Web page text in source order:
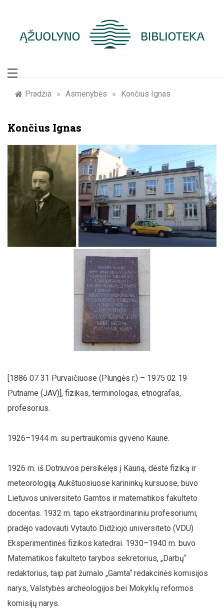
Žymūs Kauno
žmonės: atminimo
įamžinimas
Pradžia » Asmenybės » Končius Ignas
Končius Ignas
[1886 07 31 Purvaičiuose (Plungės r.) – 1975 02 19
Putname (JAV)], fizikas, terminologas, etnografas,
profesorius.
1926–1944 m. su pertraukomis gyveno Kaune.
1926 m. iš Dotnuvos persikėlęs į Kauną, dėstė fiziką ir
meteorologiją Aukštuosiuose karininkų kursuose, buvo
Lietuvos universiteto Gamtos ir matematikos fakulteto
docentas. 1932 m. tapo ekstraordinariniu profesoriumi,
pradėjo vadovauti Vytauto Didžiojo universiteto (VDU)
Eksperimentinės fizikos katedrai. 1930–1940 m. buvo
Matematikos fakulteto tarybos sekretorius, „Darbų“
redaktorius, taip pat žurnalo „Gamta“ redakcinės komisijos
narys, Valstybės archeologijos bei Mokyklų reformos
komisijų narys.